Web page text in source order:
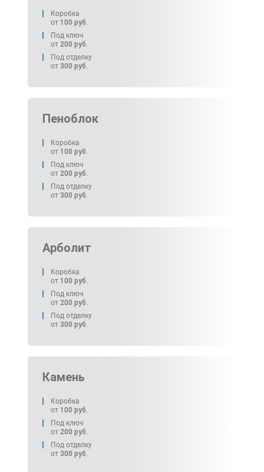
Коробка
от 100 руб.
Под ключ
от 200 руб.
Под отделку
от 300 руб.
Пеноблок
Коробка
от 100 руб.
Под ключ
от 200 руб.
Под отделку
от 300 руб.
Арболит
Коробка
от 100 руб.
Под ключ
от 200 руб.
Под отделку
от 300 руб.
Камень
Коробка
от 100 руб.
Под ключ
от 200 руб.
Под отделку
от 300 руб.